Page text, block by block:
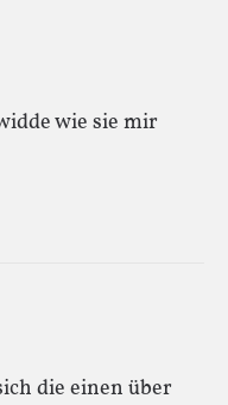
wie sie mir
die einen über